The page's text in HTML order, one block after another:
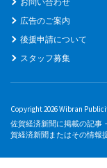
広告のご案内
後援申請について
スタッフ募集
Copyright 2026 Wibran
佐賀経済新聞に掲載の記事
賀経済新聞またはその情報